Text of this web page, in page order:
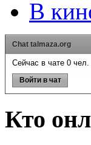
В
Chat talmaza.org
Сейчас в чате 0 чел.
Войти в чат
Кто